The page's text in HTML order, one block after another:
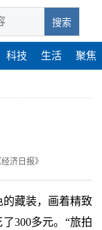
搜索
科技 生活 聚焦
济日报》
藏装，画着精致
300多元。“旅拍